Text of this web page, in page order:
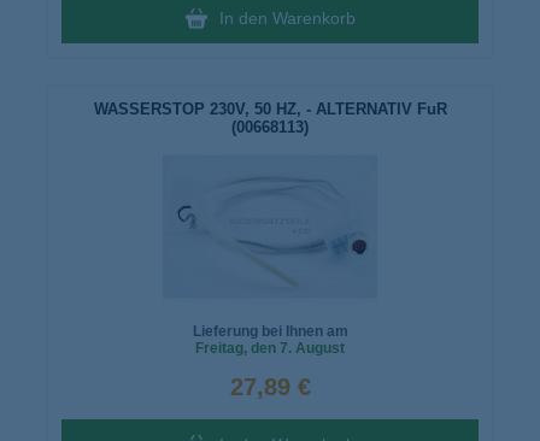
In den Warenkorb
WASSERSTOP 230V, 50 HZ, - ALTERNATIV FuR
(00668113)
Lieferung bei Ihnen am
Freitag, den 7. August
27,89 €